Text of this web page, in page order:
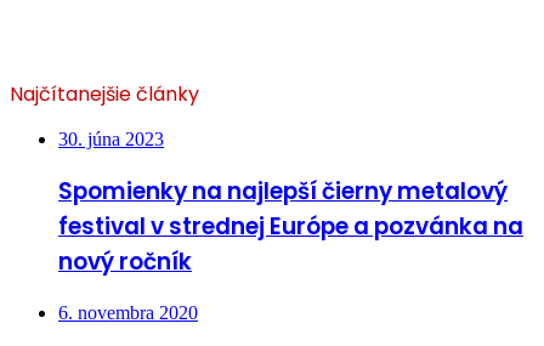
Najčítanejšie články
30. júna 2023
Spomienky na najlepší čierny metalový
festival v strednej Európe a pozvánka na
nový ročník
6. novembra 2020